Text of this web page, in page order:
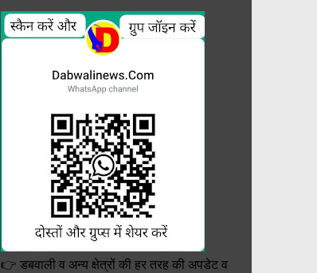
👉 डबवाली व अन्य क्षेत्रों की हर तरह की अपडेट व